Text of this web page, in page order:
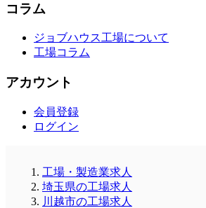
コラム
ジョブハウス工場について
工場コラム
アカウント
会員登録
ログイン
工場・製造業求人
埼玉県の工場求人
川越市の工場求人